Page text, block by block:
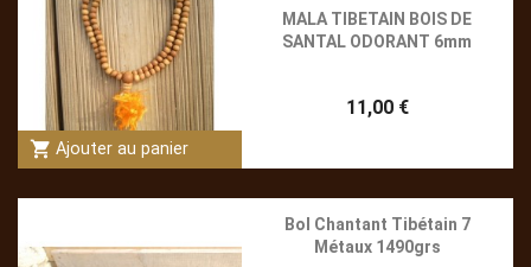
shopping_cart Ajouter au panier
MALA TIBETAIN BOIS DE
SANTAL ODORANT 6mm
11,00 €
Bol Chantant Tibétain 7
Métaux 1490grs